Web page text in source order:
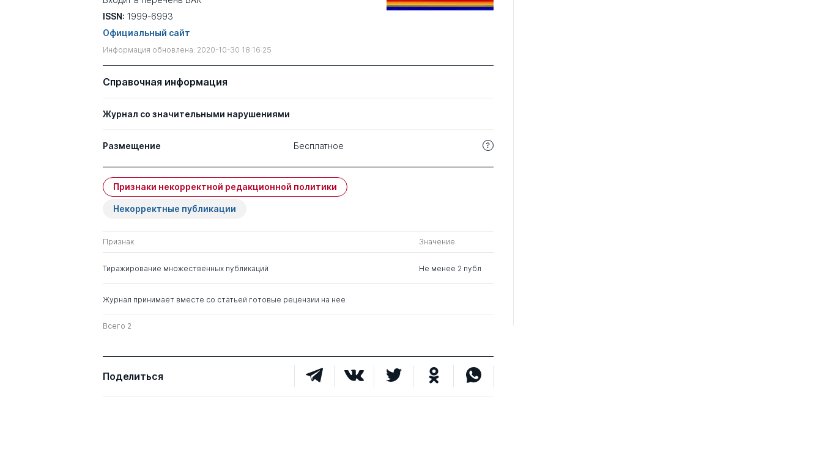
ISSN: 1999-6993
Официальный сайт
Информация обновлена: 2020-10-30 18:16:25
Справочная информация
Журнал со значительными нарушениями
Размещение Бесплатное
Признаки некорректной редакционной политики
Некорректные публикации
Признак Значение
Тиражирование множественных публикаций Не менее 2 публ
Журнал принимает вместе со статьей готовые рецензии на нее
Всего 2
Поделиться